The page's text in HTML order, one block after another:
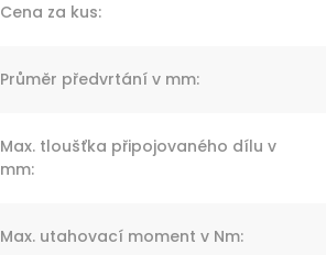
Cena za kus:
Průměr předvrtání v mm:
Max. tloušťka připojovaného dílu v
mm:
Max. utahovací moment v Nm: